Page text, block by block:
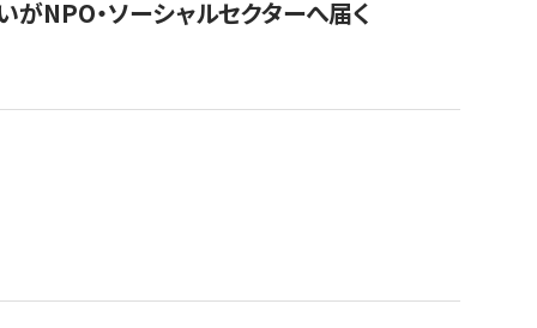
NPO・ソーシャルセクターへ届く